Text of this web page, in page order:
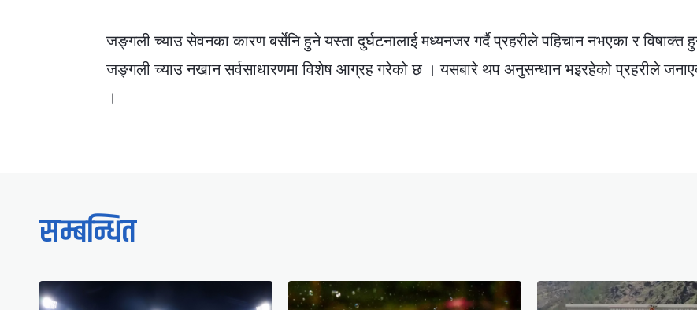
जङ्गली च्याउ सेवनका कारण बर्सेनि हुने यस्ता दुर्घटनालाई मध्यनजर गर्दै प्रहरीले पहिचान नभएका र विषाक्त
जङ्गली च्याउ नखान सर्वसाधारणमा विशेष आग्रह गरेको छ । यसबारे थप अनुसन्धान भइरहेको प्रहरीले
।
सम्बन्धित